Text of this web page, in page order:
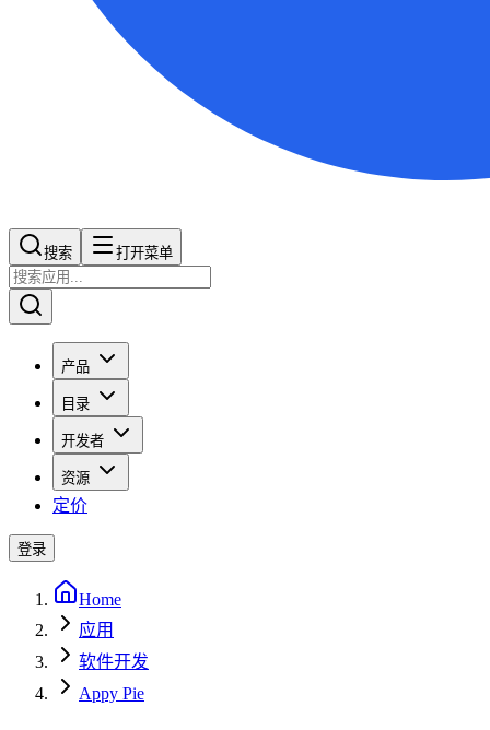
搜索​​​​ 打开菜单
产品
目录
开发者
资源
定价
登录
Home
应用
软件开发
Appy Pie